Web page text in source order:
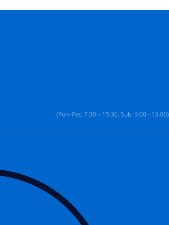
(Pon–Pet: 7:30 – 15:30, Sub: 9:00 - 13:00)